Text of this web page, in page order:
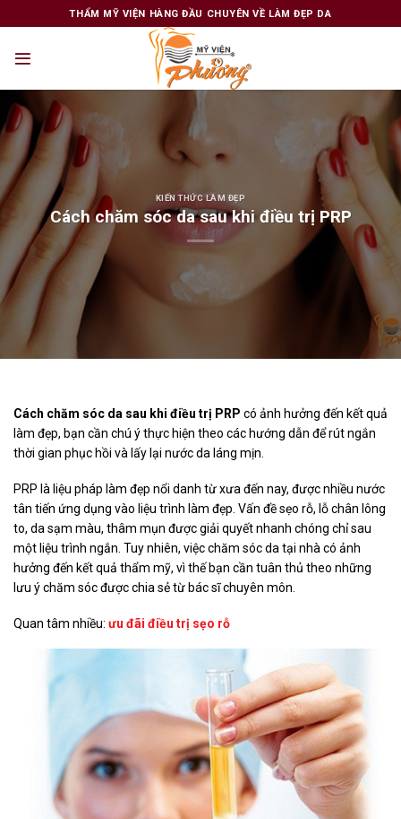
to
THẨM MỸ VIỆN HÀNG ĐẦU CHUYÊN VỀ LÀM ĐẸP DA
KIẾN THỨC LÀM ĐẸP
Cách chăm sóc da sau khi điều trị PRP
Cách chăm sóc da sau khi điều trị PRP có ảnh hưởng đến kết quả
làm đẹp, bạn cần chú ý thực hiện theo các hướng dẫn để rút ngắn
thời gian phục hồi và lấy lại nước da láng mịn.
PRP là liệu pháp làm đẹp nổi danh từ xưa đến nay, được nhiều nước
tân tiến ứng dụng vào liệu trình làm đẹp. Vấn đề sẹo rỗ, lỗ chân lông
to, da sạm màu, thâm mụn được giải quyết nhanh chóng chỉ sau
một liệu trình ngắn. Tuy nhiên, việc chăm sóc da tại nhà có ảnh
hưởng đến kết quả thẩm mỹ, vì thế bạn cần tuân thủ theo những
lưu ý chăm sóc được chia sẻ từ bác sĩ chuyên môn.
Quan tâm nhiều: ưu đãi điều trị sẹo rỗ